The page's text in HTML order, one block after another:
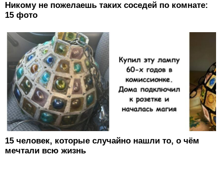
Никому не пожелаешь таких соседей по комнате:
15 фото
15 человек, которые случайно нашли то, о чём
мечтали всю жизнь